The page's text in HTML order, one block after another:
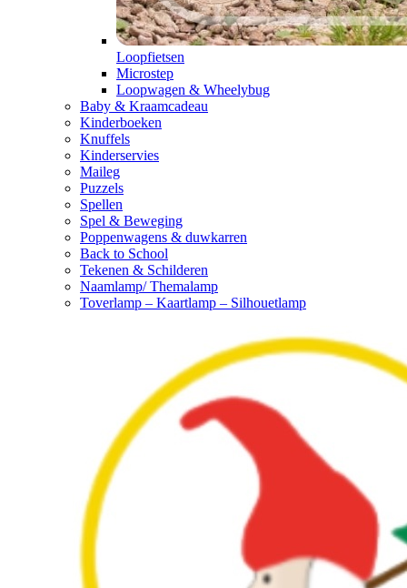
Loopfietsen
Microstep
Loopwagen & Wheelybug
Baby & Kraamcadeau
Kinderboeken
Knuffels
Kinderservies
Maileg
Puzzels
Spellen
Spel & Beweging
Poppenwagens & duwkarren
Back to School
Tekenen & Schilderen
Naamlamp/ Themalamp
Toverlamp – Kaartlamp – Silhouetlamp